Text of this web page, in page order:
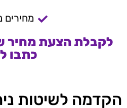
מחירים
לקבלת הצעת מחיר
כתבו
הקדמה לשיטות